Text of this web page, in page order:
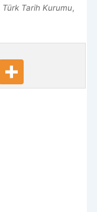
Türk Tarih Kurumu,